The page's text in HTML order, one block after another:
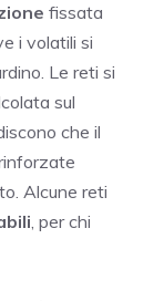
fissata
i volatili si
Le reti si
sul
che il
Alcune reti
, per chi